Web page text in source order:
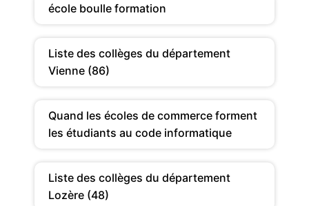
école boulle formation
Liste des collèges du département
Vienne (86)
Quand les écoles de commerce forment
les étudiants au code informatique
Liste des collèges du département
Lozère (48)